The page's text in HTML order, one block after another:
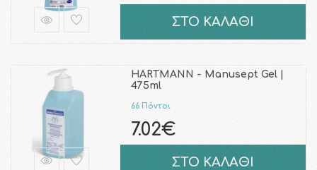
ΣΤΟ ΚΑΛΑΘΙ
HARTMANN - Manusept Gel |
475ml
66 Πόντοι
7.02€
ΣΤΟ ΚΑΛΑΘΙ